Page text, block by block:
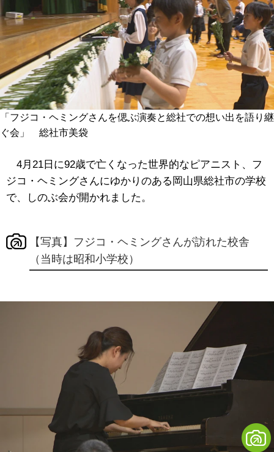
「フジコ・ヘミングさんを偲ぶ演奏と総社での想い出を語り継
ぐ会」 総社市美袋
4月21日に92歳で亡くなった世界的なピアニスト、フ
ジコ・ヘミングさんにゆかりのある岡山県総社市の学校
で、しのぶ会が開かれました。
【写真】フジコ・ヘミングさんが訪れた校舎
（当時は昭和小学校）